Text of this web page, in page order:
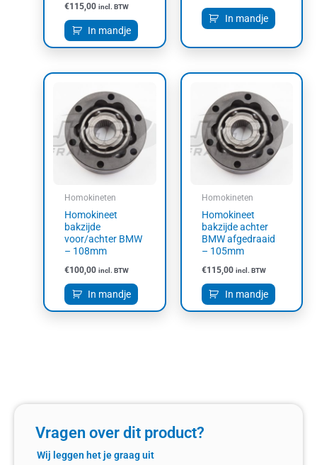
€115,00 incl. BTW
In mandje
In mandje
Homokineten
Homokineet
bakzijde
voor/achter BMW
– 108mm
€100,00 incl. BTW
In mandje
Homokineten
Homokineet
bakzijde achter
BMW afgedraaid
– 105mm
€115,00 incl. BTW
In mandje
Vragen over dit product?
Wij leggen het je graag uit